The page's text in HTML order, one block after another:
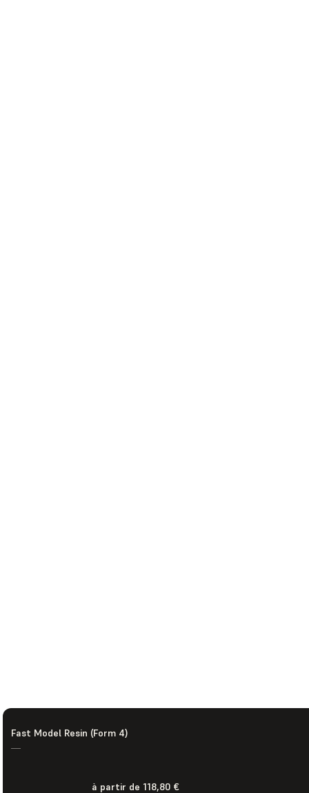
Fast Model Resin (Form 4)
—
à partir de 118,80 €